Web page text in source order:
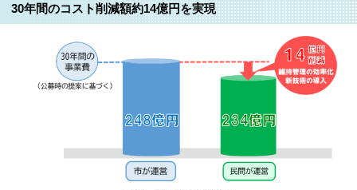
30年間のコスト削減額約14億円を実現